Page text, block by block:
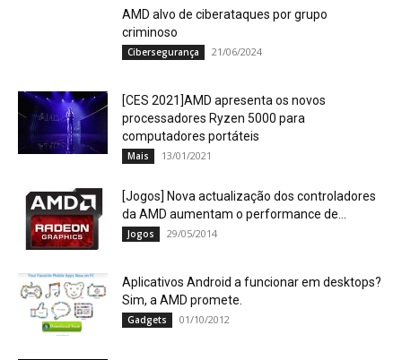
AMD alvo de ciberataques por grupo
criminoso
Cibersegurança 21/06/2024
[CES 2021]AMD apresenta os novos
processadores Ryzen 5000 para
computadores portáteis
Mais 13/01/2021
[Jogos] Nova actualização dos controladores
da AMD aumentam o performance de...
Jogos 29/05/2014
Aplicativos Android a funcionar em desktops?
Sim, a AMD promete.
Gadgets 01/10/2012